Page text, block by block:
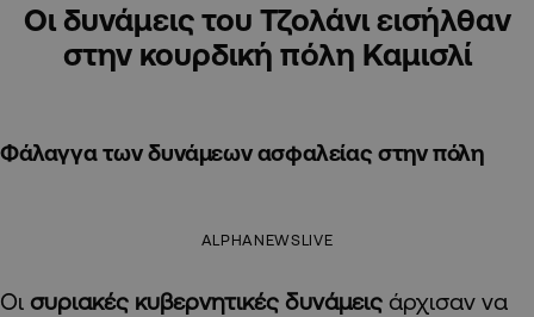
Οι δυνάμεις του Τζολάνι εισήλθαν
στην κουρδική πόλη Καμισλί
Φάλαγγα των δυνάμεων ασφαλείας στην πόλη
ALPHANEWSLIVE
Οι συριακές κυβερνητικές δυνάμεις άρχισαν να